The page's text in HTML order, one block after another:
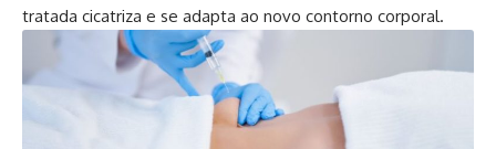
tratada cicatriza e se adapta ao novo contorno corporal.